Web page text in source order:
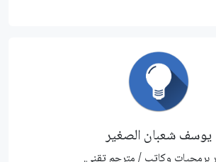
يوسف شعبان الصغير